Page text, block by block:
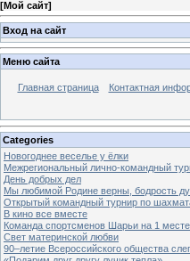
[Мой сайт]
Вход на сайт
Меню сайта
Главная страница Контактная
Categories
Новогоднее веселье у ёлки
Межрегиональный лично-командный
День добрых дел
Мы любимой Родине верны, бодрость
Открытый командный турнир по
В кино все вместе
Команда спортсменов Шарьи на 1
Свет материнской любви
90–летие Всероссийского общества